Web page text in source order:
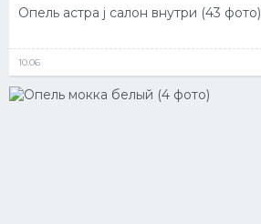
Опель астра j салон внутри (43 фото)
10.06